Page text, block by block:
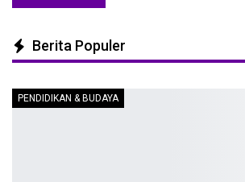
Berita Populer
PENDIDIKAN & BUDAYA